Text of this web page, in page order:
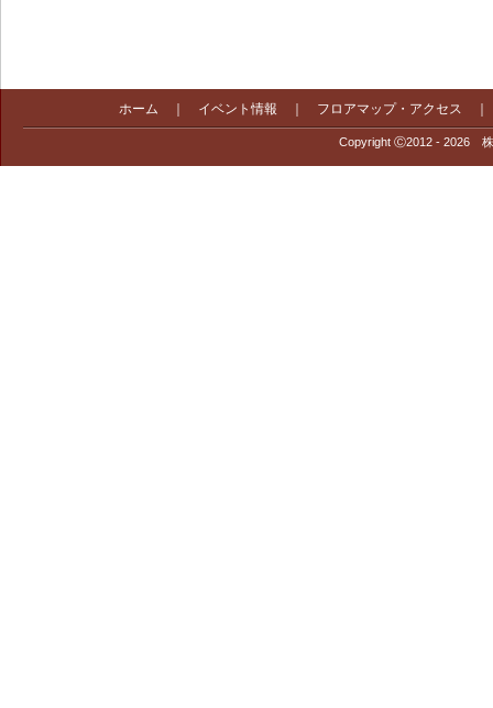
ホーム イベント情報 フロアマップ・アクセス
Copyright Ⓒ2012 - 2026 株